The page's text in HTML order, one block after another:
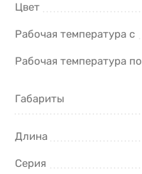
Цвет
Рабочая температура с
Рабочая температура по
Габариты
Длина
Серия